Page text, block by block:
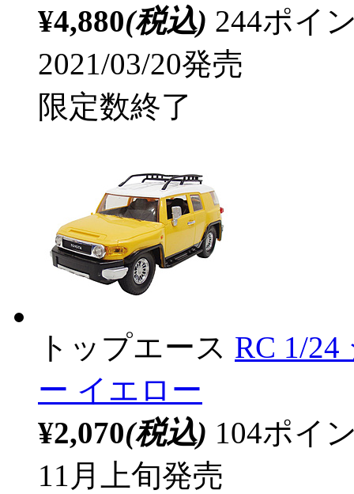
¥4,880(税込) 244ポイ
2021/03/20発売
限定数終了
トップエース RC 1/
ー イエロー
¥2,070(税込) 104ポイ
11月上旬発売